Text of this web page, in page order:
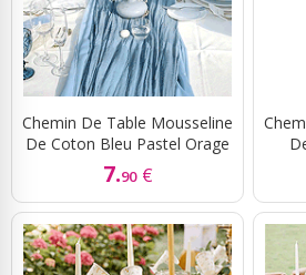
Chemin De Table Mousseline
De Coton Bleu Pastel Orage
7.90 €